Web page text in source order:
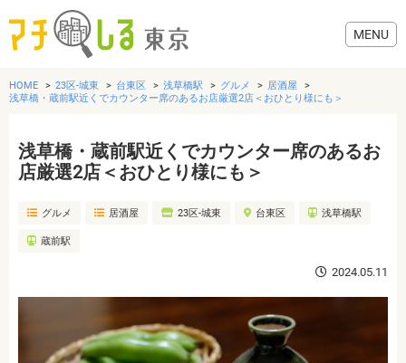
グルメ
美容・健康
HOME 23区-城東 台東区 浅草橋駅 グルメ
居酒屋
浅草橋・蔵前駅近くでカウンター席のあるお店厳選2店＜おひとり様にも＞
浅草橋・蔵前駅近くでカウンター席のあるお
店厳選2店＜おひとり様にも＞
グルメ 居酒屋 23区-城東 台東区 浅草橋駅
蔵前駅
2024.05.11